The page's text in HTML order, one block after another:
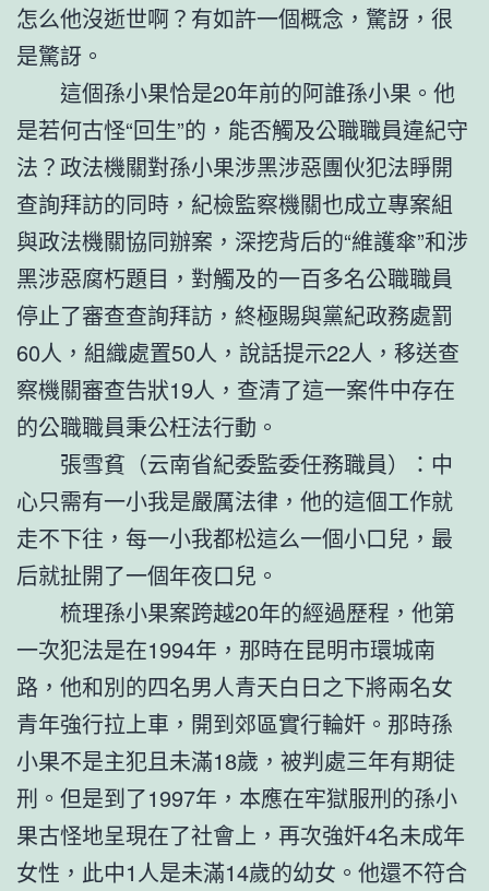
怎么他沒逝世啊？有如許一個概念，驚訝，很
是驚訝。
這個孫小果恰是20年前的阿誰孫小果。他
是若何古怪“回生”的，能否觸及公職職員違紀守
法？政法機關對孫小果涉黑涉惡團伙犯法睜開
查詢拜訪的同時，紀檢監察機關也成立專案組
與政法機關協同辦案，深挖背后的“維護傘”和涉
黑涉惡腐朽題目，對觸及的一百多名公職職員
停止了審查查詢拜訪，終極賜與黨紀政務處罰
60人，組織處置50人，說話提示22人，移送查
察機關審查告狀19人，查清了這一案件中存在
的公職職員秉公枉法行動。
張雪貧（云南省紀委監委任務職員）：中
心只需有一小我是嚴厲法律，他的這個工作就
走不下往，每一小我都松這么一個小口兒，最
后就扯開了一個年夜口兒。
梳理孫小果案跨越20年的經過歷程，他第
一次犯法是在1994年，那時在昆明市環城南
路，他和別的四名男人青天白日之下將兩名女
青年強行拉上車，開到郊區實行輪奸。那時孫
小果不是主犯且未滿18歲，被判處三年有期徒
刑。但是到了1997年，本應在牢獄服刑的孫小
果古怪地呈現在了社會上，再次強奸4名未成年
女性，此中1人是未滿14歲的幼女。他還不符合